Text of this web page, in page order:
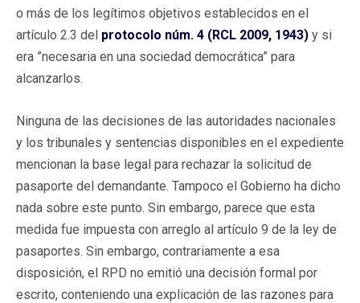
o más de los legítimos objetivos establecidos en el
artículo 2.3 del protocolo núm. 4 (RCL 2009, 1943) y si
era ”necesaria en una sociedad democrática” para
alcanzarlos.
Ninguna de las decisiones de las autoridades nacionales
y los tribunales y sentencias disponibles en el expediente
mencionan la base legal para rechazar la solicitud de
pasaporte del demandante. Tampoco el Gobierno ha dicho
nada sobre este punto. Sin embargo, parece que esta
medida fue impuesta con arreglo al artículo 9 de la ley de
pasaportes. Sin embargo, contrariamente a esa
disposición, el RPD no emitió una decisión formal por
escrito, conteniendo una explicación de las razones para